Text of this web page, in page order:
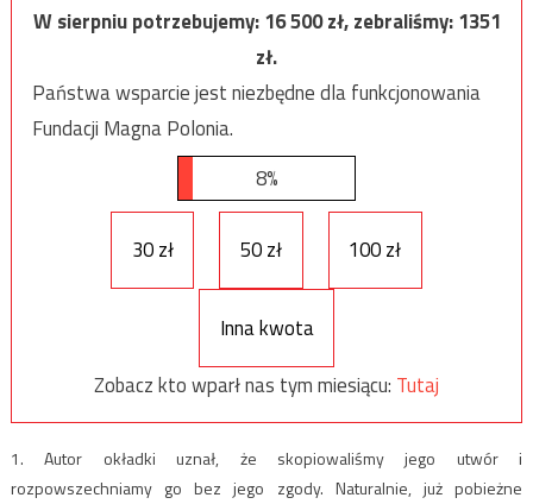
W sierpniu potrzebujemy:16 500zł, zebraliśmy:1351
zł.
Państwa wsparcie jest niezbędne dla funkcjonowania
Fundacji Magna Polonia.
8%
30 zł 50 zł 100 zł
Inna kwota
Zobacz kto wparł nas tym miesiącu: Tutaj
1. Autor okładki uznał, że skopiowaliśmy jego utwór i
rozpowszechniamy go bez jego zgody. Naturalnie, już pobieżne